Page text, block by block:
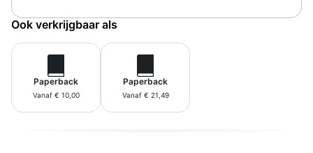
Ook verkrijgbaar als
Paperback
Vanaf € 10,00
Paperback
Vanaf € 21,49